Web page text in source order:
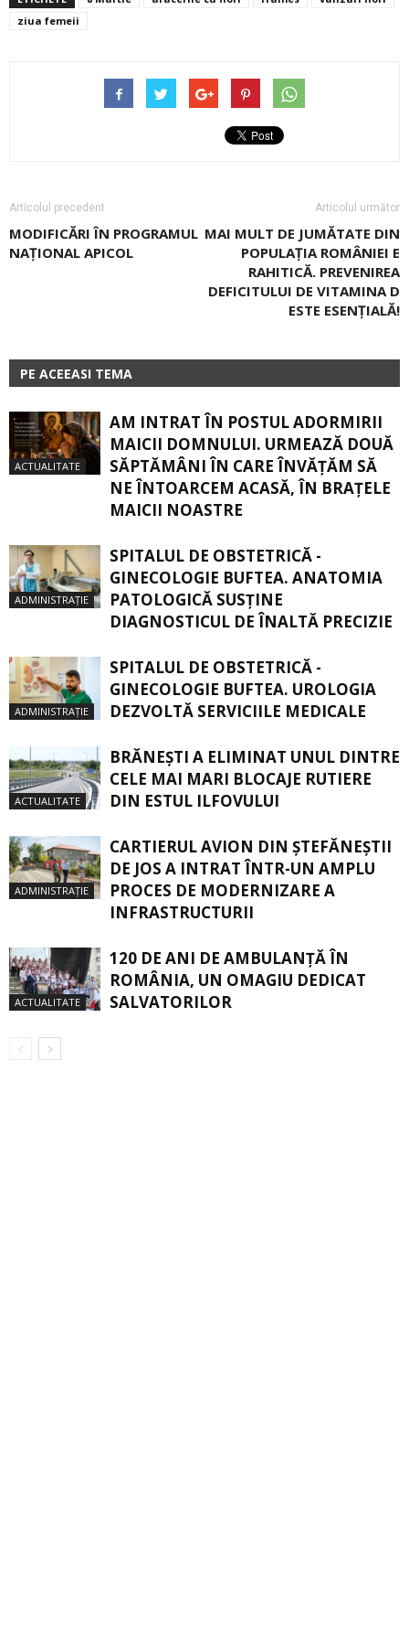
ziua femeii
Articolul precedent
MODIFICĂRI ÎN PROGRAMUL
NAȚIONAL APICOL
Articolul următor
MAI MULT DE JUMĂTATE DIN
POPULAȚIA ROMÂNIEI E
RAHITICĂ. PREVENIREA
DEFICITULUI DE VITAMINA D
ESTE ESENŢIALĂ!
PE ACEEASI TEMA
ACTUALITATE
AM INTRAT ÎN POSTUL ADORMIRII
MAICII DOMNULUI. URMEAZĂ DOUĂ
SĂPTĂMÂNI ÎN CARE ÎNVĂŢĂM SĂ
NE ÎNTOARCEM ACASĂ, ÎN BRAŢELE
MAICII NOASTRE
ADMINISTRAȚIE
SPITALUL DE OBSTETRICĂ -
GINECOLOGIE BUFTEA. ANATOMIA
PATOLOGICĂ SUSŢINE
DIAGNOSTICUL DE ÎNALTĂ PRECIZIE
ADMINISTRAȚIE
SPITALUL DE OBSTETRICĂ -
GINECOLOGIE BUFTEA. UROLOGIA
DEZVOLTĂ SERVICIILE MEDICALE
ACTUALITATE
BRĂNEȘTI A ELIMINAT UNUL DINTRE
CELE MAI MARI BLOCAJE RUTIERE
DIN ESTUL ILFOVULUI
ADMINISTRAȚIE
CARTIERUL AVION DIN ŞTEFĂNEŞTII
DE JOS A INTRAT ÎNTR-UN AMPLU
PROCES DE MODERNIZARE A
INFRASTRUCTURII
ACTUALITATE
120 DE ANI DE AMBULANȚĂ ÎN
ROMÂNIA, UN OMAGIU DEDICAT
SALVATORILOR